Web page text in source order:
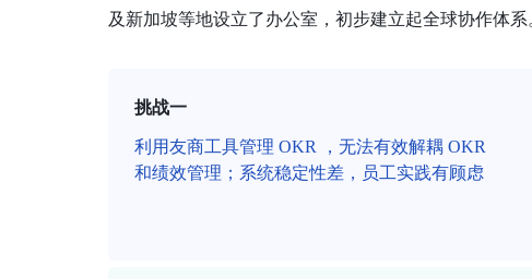
及新加坡等地设立了办公室，初步建立起全球协作体系
挑战一
利用友商工具管理 OKR ，无法有效解耦 OKR
和绩效管理；系统稳定性差，员工实践有顾虑